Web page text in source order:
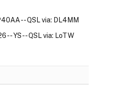
-- QSL via: DL4MM
-- YS -- QSL via: LoTW